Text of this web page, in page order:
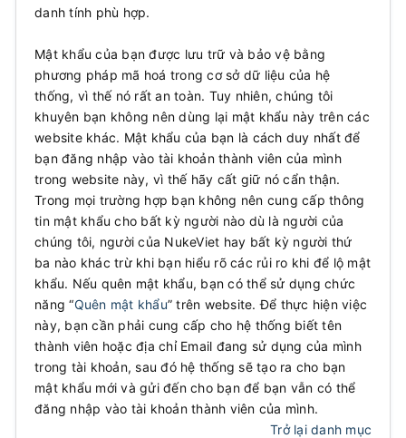
danh tính phù hợp.
Mật khẩu của bạn được lưu trữ và bảo vệ bằng
phương pháp mã hoá trong cơ sở dữ liệu của hệ
thống, vì thế nó rất an toàn. Tuy nhiên, chúng tôi
khuyên bạn không nên dùng lại mật khẩu này trên các
website khác. Mật khẩu của bạn là cách duy nhất để
bạn đăng nhập vào tài khoản thành viên của mình
trong website này, vì thế hãy cất giữ nó cẩn thận.
Trong mọi trường hợp bạn không nên cung cấp thông
tin mật khẩu cho bất kỳ người nào dù là người của
chúng tôi, người của NukeViet hay bất kỳ người thứ
ba nào khác trừ khi bạn hiểu rõ các rủi ro khi để lộ mật
khẩu. Nếu quên mật khẩu, bạn có thể sử dụng chức
năng “Quên mật khẩu” trên website. Để thực hiện việc
này, bạn cần phải cung cấp cho hệ thống biết tên
thành viên hoặc địa chỉ Email đang sử dụng của mình
trong tài khoản, sau đó hệ thống sẽ tạo ra cho bạn
mật khẩu mới và gửi đến cho bạn để bạn vẫn có thể
đăng nhập vào tài khoản thành viên của mình.
Trở lại danh mục